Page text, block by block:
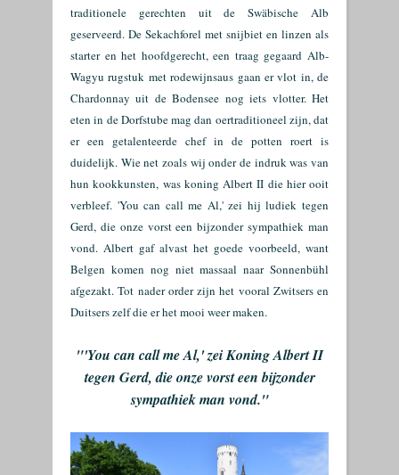
traditionele gerechten uit de Swäbische Alb
geserveerd. De Sekachforel met snijbiet en linzen als
starter en het hoofdgerecht, een traag gegaard Alb-
Wagyu rugstuk met rodewijnsaus gaan er vlot in, de
Chardonnay uit de Bodensee nog iets vlotter. Het
eten in de Dorfstube mag dan oertraditioneel zijn, dat
er een getalenteerde chef in de potten roert is
duidelijk. Wie net zoals wij onder de indruk was van
hun kookkunsten, was koning Albert II die hier ooit
verbleef. 'You can call me Al,' zei hij ludiek tegen
Gerd, die onze vorst een bijzonder sympathiek man
vond. Albert gaf alvast het goede voorbeeld, want
Belgen komen nog niet massaal naar Sonnenbühl
afgezakt. Tot nader order zijn het vooral Zwitsers en
Duitsers zelf die er het mooi weer maken.
"'You can call me Al,' zei Koning Albert II
tegen Gerd, die onze vorst een bijzonder
sympathiek man vond."